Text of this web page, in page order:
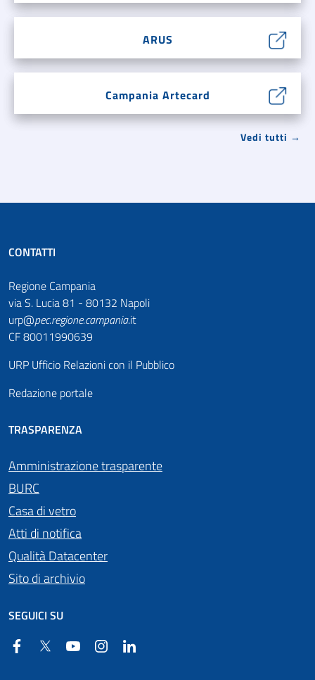
ARUS
Campania Artecard
Vedi tutti →
CONTATTI
Regione Campania
via S. Lucia 81 - 80132 Napoli
urp@pec.regione.campania.it
CF 80011990639
URP Ufficio Relazioni con il Pubblico
Redazione portale
TRASPARENZA
Amministrazione trasparente
BURC
Casa di vetro
Atti di notifica
Qualità Datacenter
Sito di archivio
SEGUICI SU
FacebookTwitter YouTube Instagram